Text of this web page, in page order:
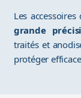
Les
grande
traités et
protéger